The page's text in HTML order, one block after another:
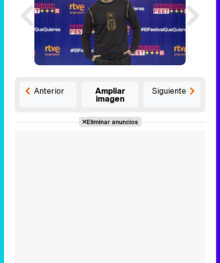
Anterior Ampliar
imagen
Siguiente
Eliminar anuncios